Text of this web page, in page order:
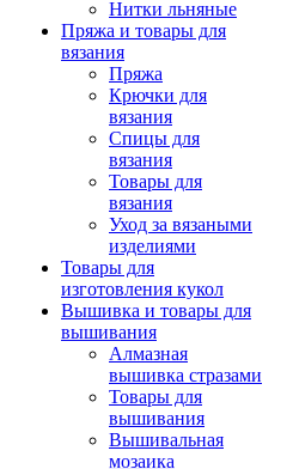
Нитки льняные
Пряжа и товары для
вязания
Пряжа
Крючки для
вязания
Спицы для
вязания
Товары для
вязания
Уход за вязаными
изделиями
Товары для
изготовления кукол
Вышивка и товары для
вышивания
Алмазная
вышивка стразами
Товары для
вышивания
Вышивальная
мозаика